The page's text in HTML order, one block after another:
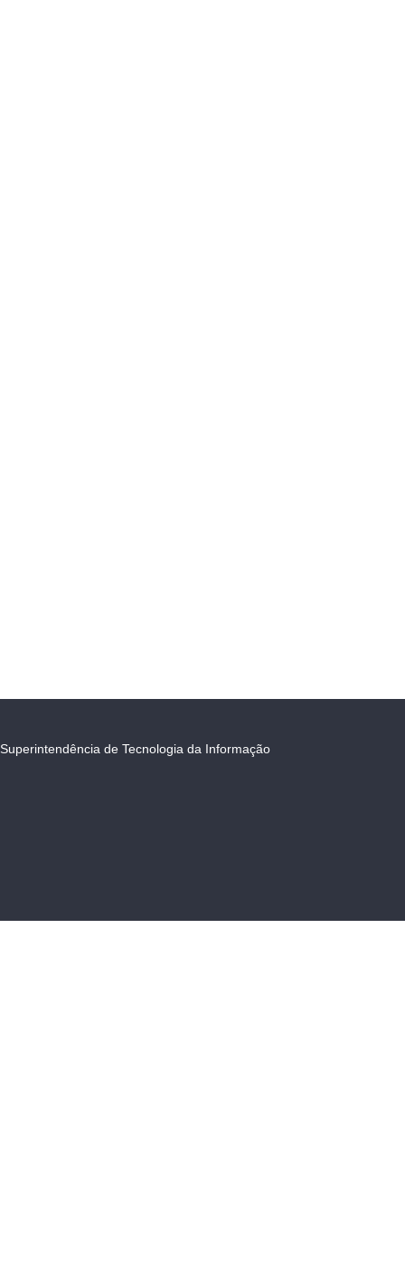
Superintendência de Tecnologia da Informação